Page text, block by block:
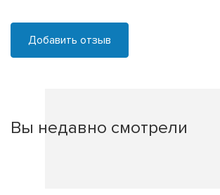
Добавить отзыв
Вы недавно смотрели